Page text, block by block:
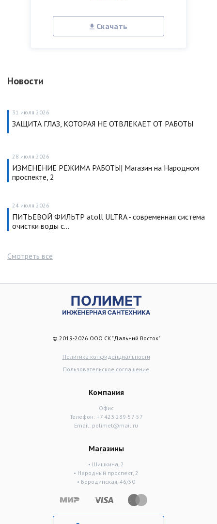
Скачать
Новости
31 июля 2026
ЗАЩИТА ГЛАЗ, КОТОРАЯ НЕ ОТВЛЕКАЕТ ОТ РАБОТЫ
28 июля 2026
ИЗМЕНЕНИЕ РЕЖИМА РАБОТЫ| Магазин на Народном
проспекте, 2
24 июля 2026
ПИТЬЕВОЙ ФИЛЬТР atoll ULTRA - современная система
очистки воды с…
Смотреть все
© 2019-2026 ООО СК "Дальний Восток"
Политика конфиденциальности
Пользовательское соглашение
Компания
Офис
Телефон: +7 423 239-57-57
Email: polimet@mail.ru
Магазины
• Шишкина, 2
• Народный проспект, 2
• Бородинская, 46/50